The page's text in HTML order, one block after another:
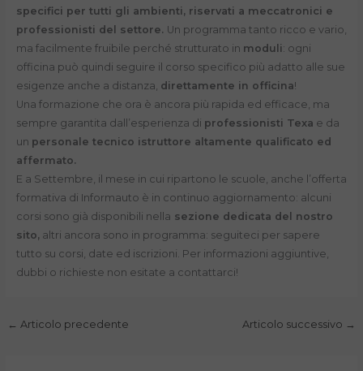
specifici per tutti gli ambienti, riservati a meccatronici e
professionisti del settore. Un programma tanto ricco e vario,
ma facilmente fruibile perché strutturato in moduli: ogni
officina può quindi seguire il corso specifico più adatto alle sue
esigenze anche a distanza, direttamente in officina!
Una formazione che ora è ancora più rapida ed efficace, ma
sempre garantita dall’esperienza di professionisti Texa e da
un personale tecnico istruttore altamente qualificato ed
affermato.
E a Settembre, il mese in cui ripartono le scuole, anche l’offerta
formativa di Informauto è in continuo aggiornamento: alcuni
corsi sono già disponibili nella sezione dedicata del nostro
sito,altri ancora sono in programma: seguiteci per sapere
tutto su corsi, date ed iscrizioni. Per informazioni aggiuntive,
dubbi o richieste non esitate a contattarci!
← Articolo precedente Articolo successivo →